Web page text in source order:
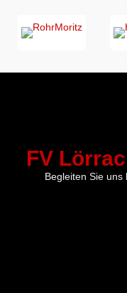
FV
Begleiten Sie